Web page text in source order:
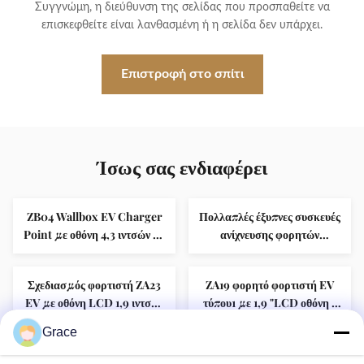
Συγγνώμη, η διεύθυνση της σελίδας που προσπαθείτε να
επισκεφθείτε είναι λανθασμένη ή η σελίδα δεν υπάρχει.
Επιστροφή στο σπίτι
Ίσως σας ενδιαφέρει
ZB04 Wallbox EV Charger
Point με οθόνη 4,3 ιντσών με
Πολλαπλές έξυπνες συσκευές
ανίχνευσης φορητών
kW IP65
Σχεδιασμός φορτιστή ZA23
EV με οθόνη LCD 1,9 ιντσών
πλατφόρμα λειτουργίας και
διαχείρισης 16A 32A 40A
ZA19 φορητό φορτιστή EV
τύπου1 με 1,9 "LCD οθόνη 5
Dual Gun DC EV Chargers
ZB13 Wallbox EV φορτιστές
Grace